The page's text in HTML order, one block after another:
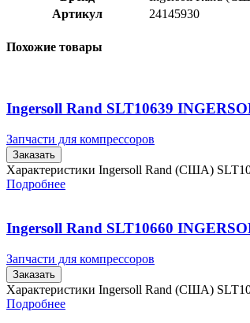
Артикул
24145930
Похожие товары
Ingersoll Rand SLT10639
Запчасти для компрессоров
Заказать
Характеристики Ingersoll Rand (США)
Подробнее
Ingersoll Rand SLT10660
Запчасти для компрессоров
Заказать
Характеристики Ingersoll Rand (США)
Подробнее